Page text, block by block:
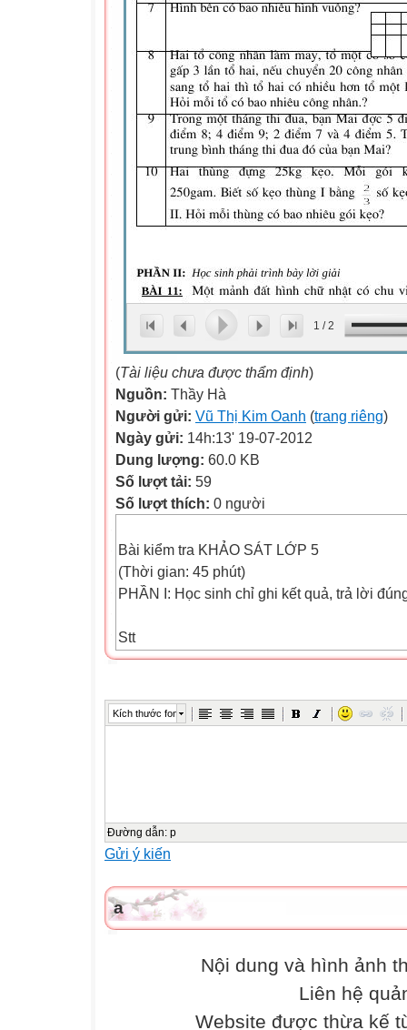
1 /2
(Tài liệu chưa được thẩm định)
Nguồn: Thầy Hà
Người gửi: Vũ Thị Kim Oanh (trang riêng)
Ngày gửi: 14h:13' 19-07-2012
Dung lượng: 60.0 KB
Số lượt tải: 59
Số lượt thích: 0 người
Bài kiểm tra KHẢO SÁT LỚP 5
(Thời gian: 45 phút)
PHẦN I: Học sinh chỉ ghi kết quả, trả lời
Stt
Các bài toán
Điểm


2
Tìm X: ( 23 ) : 4 = 150
Kích thước font
Đường dẫn: p
Gửi ý kiến
a
Nội dung và hình ảnh
Liên hệ
Website được thừa kế